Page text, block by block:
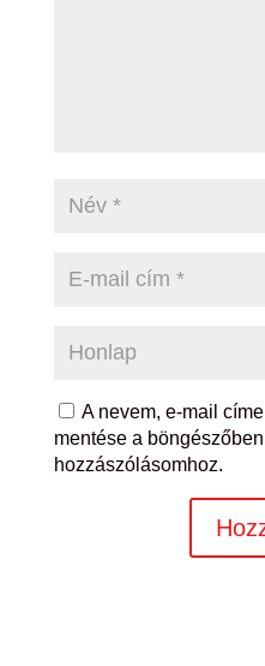
A nevem, e-mail
mentése a
hozzászólásomhoz.